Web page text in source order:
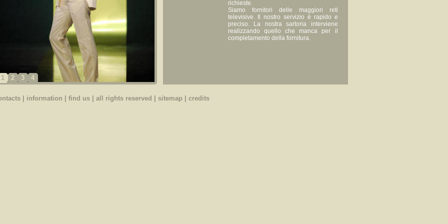
1 2 3 4
richieste.
Siamo fornitori delle maggiori reti
televisive. Il nostro servizio è rapido e
preciso. La nostra sartoria interviene
realizzando quello che manca per il
completamento della fornitura.
| information find us| all rights reserved | sitemap| credits